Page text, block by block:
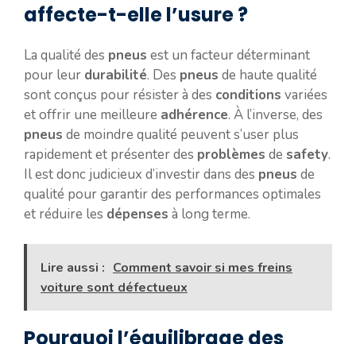
affecte-t-elle l’usure ?
La qualité des pneus est un facteur déterminant
pour leur durabilité. Des pneus de haute qualité
sont conçus pour résister à des conditions variées
et offrir une meilleure adhérence. À l’inverse, des
pneus de moindre qualité peuvent s’user plus
rapidement et présenter des problèmes de safety.
Il est donc judicieux d’investir dans des pneus de
qualité pour garantir des performances optimales
et réduire les dépenses à long terme.
Lire aussi : Comment savoir si mes freins
voiture sont défectueux
Pourquoi l’équilibrage des